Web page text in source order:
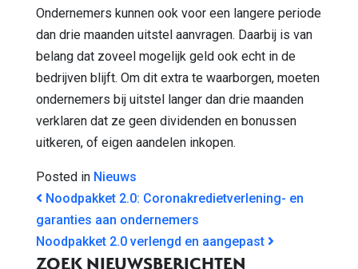
Ondernemers kunnen ook voor een langere periode
dan drie maanden uitstel aanvragen. Daarbij is van
belang dat zoveel mogelijk geld ook echt in de
bedrijven blijft. Om dit extra te waarborgen, moeten
ondernemers bij uitstel langer dan drie maanden
verklaren dat ze geen dividenden en bonussen
uitkeren, of eigen aandelen inkopen.
Posted in Nieuws
BERICHT NAVIGATIE
Noodpakket 2.0: Coronakredietverlening- en
garanties aan ondernemers
Noodpakket 2.0 verlengd en aangepast
ZOEK NIEUWSBERICHTEN